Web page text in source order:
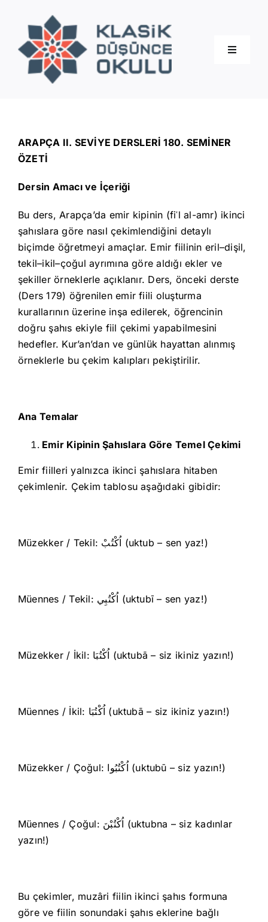
content
Toggle
Eğitimler
İletişim
ARAPÇA II. SEVİYE DERSLERİ 180. SEMİNER
ÖZETİ
Dersin Amacı ve İçeriği
Bu ders, Arapça’da emir kipinin (fiʿl al-amr) ikinci
şahıslara göre nasıl çekimlendiğini detaylı
biçimde öğretmeyi amaçlar. Emir fiilinin eril–dişil,
tekil–ikil–çoğul ayrımına göre aldığı ekler ve
şekiller örneklerle açıklanır. Ders, önceki derste
(Ders 179) öğrenilen emir fiili oluşturma
kurallarının üzerine inşa edilerek, öğrencinin
doğru şahıs ekiyle fiil çekimi yapabilmesini
hedefler. Kur’an’dan ve günlük hayattan alınmış
örneklerle bu çekim kalıpları pekiştirilir.
Ana Temalar
Emir Kipinin Şahıslara Göre Temel Çekimi
Emir fiilleri yalnızca ikinci şahıslara hitaben
çekimlenir. Çekim tablosu aşağıdaki gibidir:
Müzekker / Tekil: اُكْتُبْ (uktub – sen yaz!)
Müennes / Tekil: اُكْتُبِي (uktubī – sen yaz!)
Müzekker / İkil: اُكْتُبَا (uktubā – siz ikiniz yazın!)
Müennes / İkil: اُكْتُبَا (uktubā – siz ikiniz yazın!)
Müzekker / Çoğul: اُكْتُبُوا (uktubū – siz yazın!)
Müennes / Çoğul: اُكْتُبْنَ (uktubna – siz kadınlar
yazın!)
Bu çekimler, muzâri fiilin ikinci şahıs formuna
göre ve fiilin sonundaki şahıs eklerine bağlı